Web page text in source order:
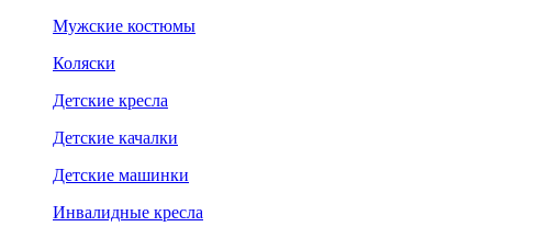
Мужские костюмы
Коляски
Детские кресла
Детские качалки
Детские машинки
Инвалидные кресла